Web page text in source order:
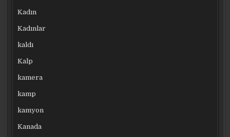
Kadın
Kadınlar
kaldı
Kalp
kamera
kamp
kamyon
Kanada